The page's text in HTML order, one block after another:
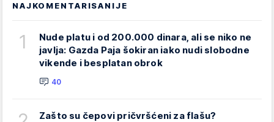
NAJKOMENTARISANIJE
1
Nude platu i od 200.000 dinara, ali se niko ne
javlja: Gazda Paja šokiran iako nudi slobodne
vikende i besplatan obrok
40
Zašto su čepovi pričvršćeni za flašu?